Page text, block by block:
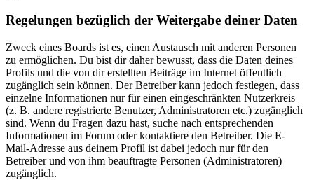
Regelungen bezüglich der Weitergabe deiner Daten
Zweck eines Boards ist es, einen Austausch mit anderen Personen
zu ermöglichen. Du bist dir daher bewusst, dass die Daten deines
Profils und die von dir erstellten Beiträge im Internet öffentlich
zugänglich sein können. Der Betreiber kann jedoch festlegen, dass
einzelne Informationen nur für einen eingeschränkten Nutzerkreis
(z. B. andere registrierte Benutzer, Administratoren etc.) zugänglich
sind. Wenn du Fragen dazu hast, suche nach entsprechenden
Informationen im Forum oder kontaktiere den Betreiber. Die E-
Mail-Adresse aus deinem Profil ist dabei jedoch nur für den
Betreiber und von ihm beauftragte Personen (Administratoren)
zugänglich.